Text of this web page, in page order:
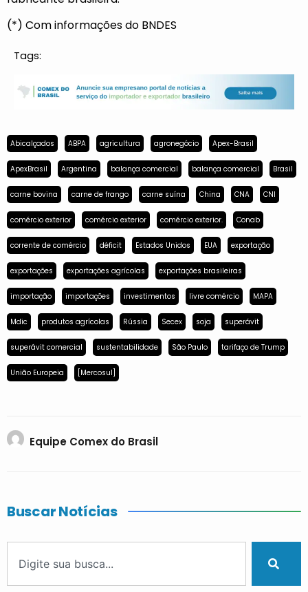
(*) Com informações do BNDES
Tags:
Abicalçados ABPA agricultura agronegócio Apex-Brasil
ApexBrasil Argentina balança comercial balança comercial Brasil
carne bovina carne de frango carne suína China CNA CNI
comércio exterior comércio exterior comércio exterior. Conab
corrente de comércio déficit Estados Unidos EUA exportação
exportações exportações agrícolas exportações brasileiras
importação importações investimentos livre comércio MAPA
Mdic produtos agrícolas Rússia Secex soja superávit
superávit comercial sustentabilidade São Paulo tarifaço de Trump
União Europeia [Mercosul]
Equipe Comex do Brasil
Buscar Notícias